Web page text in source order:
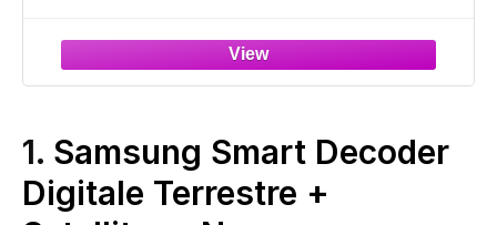
Google
1. Samsung Smart Decoder
Digitale Terrestre +